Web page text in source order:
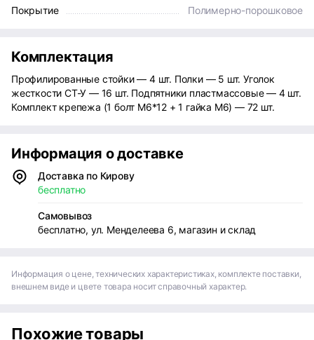
Покрытие
Полимерно-порошковое
Комплектация
Профилированные стойки — 4 шт. Полки — 5 шт. Уголок
жесткости СТ-У — 16 шт. Подпятники пластмассовые — 4 шт.
Комплект крепежа (1 болт М6*12 + 1 гайка М6) — 72 шт.
Информация о доставке
Доставка по Кирову
бесплатно
Самовывоз
бесплатно, ул. Менделеева 6, магазин и склад
Информация о цене, технических характеристиках, комплекте поставки,
внешнем виде и цвете товара носит справочный характер.
Похожие товары